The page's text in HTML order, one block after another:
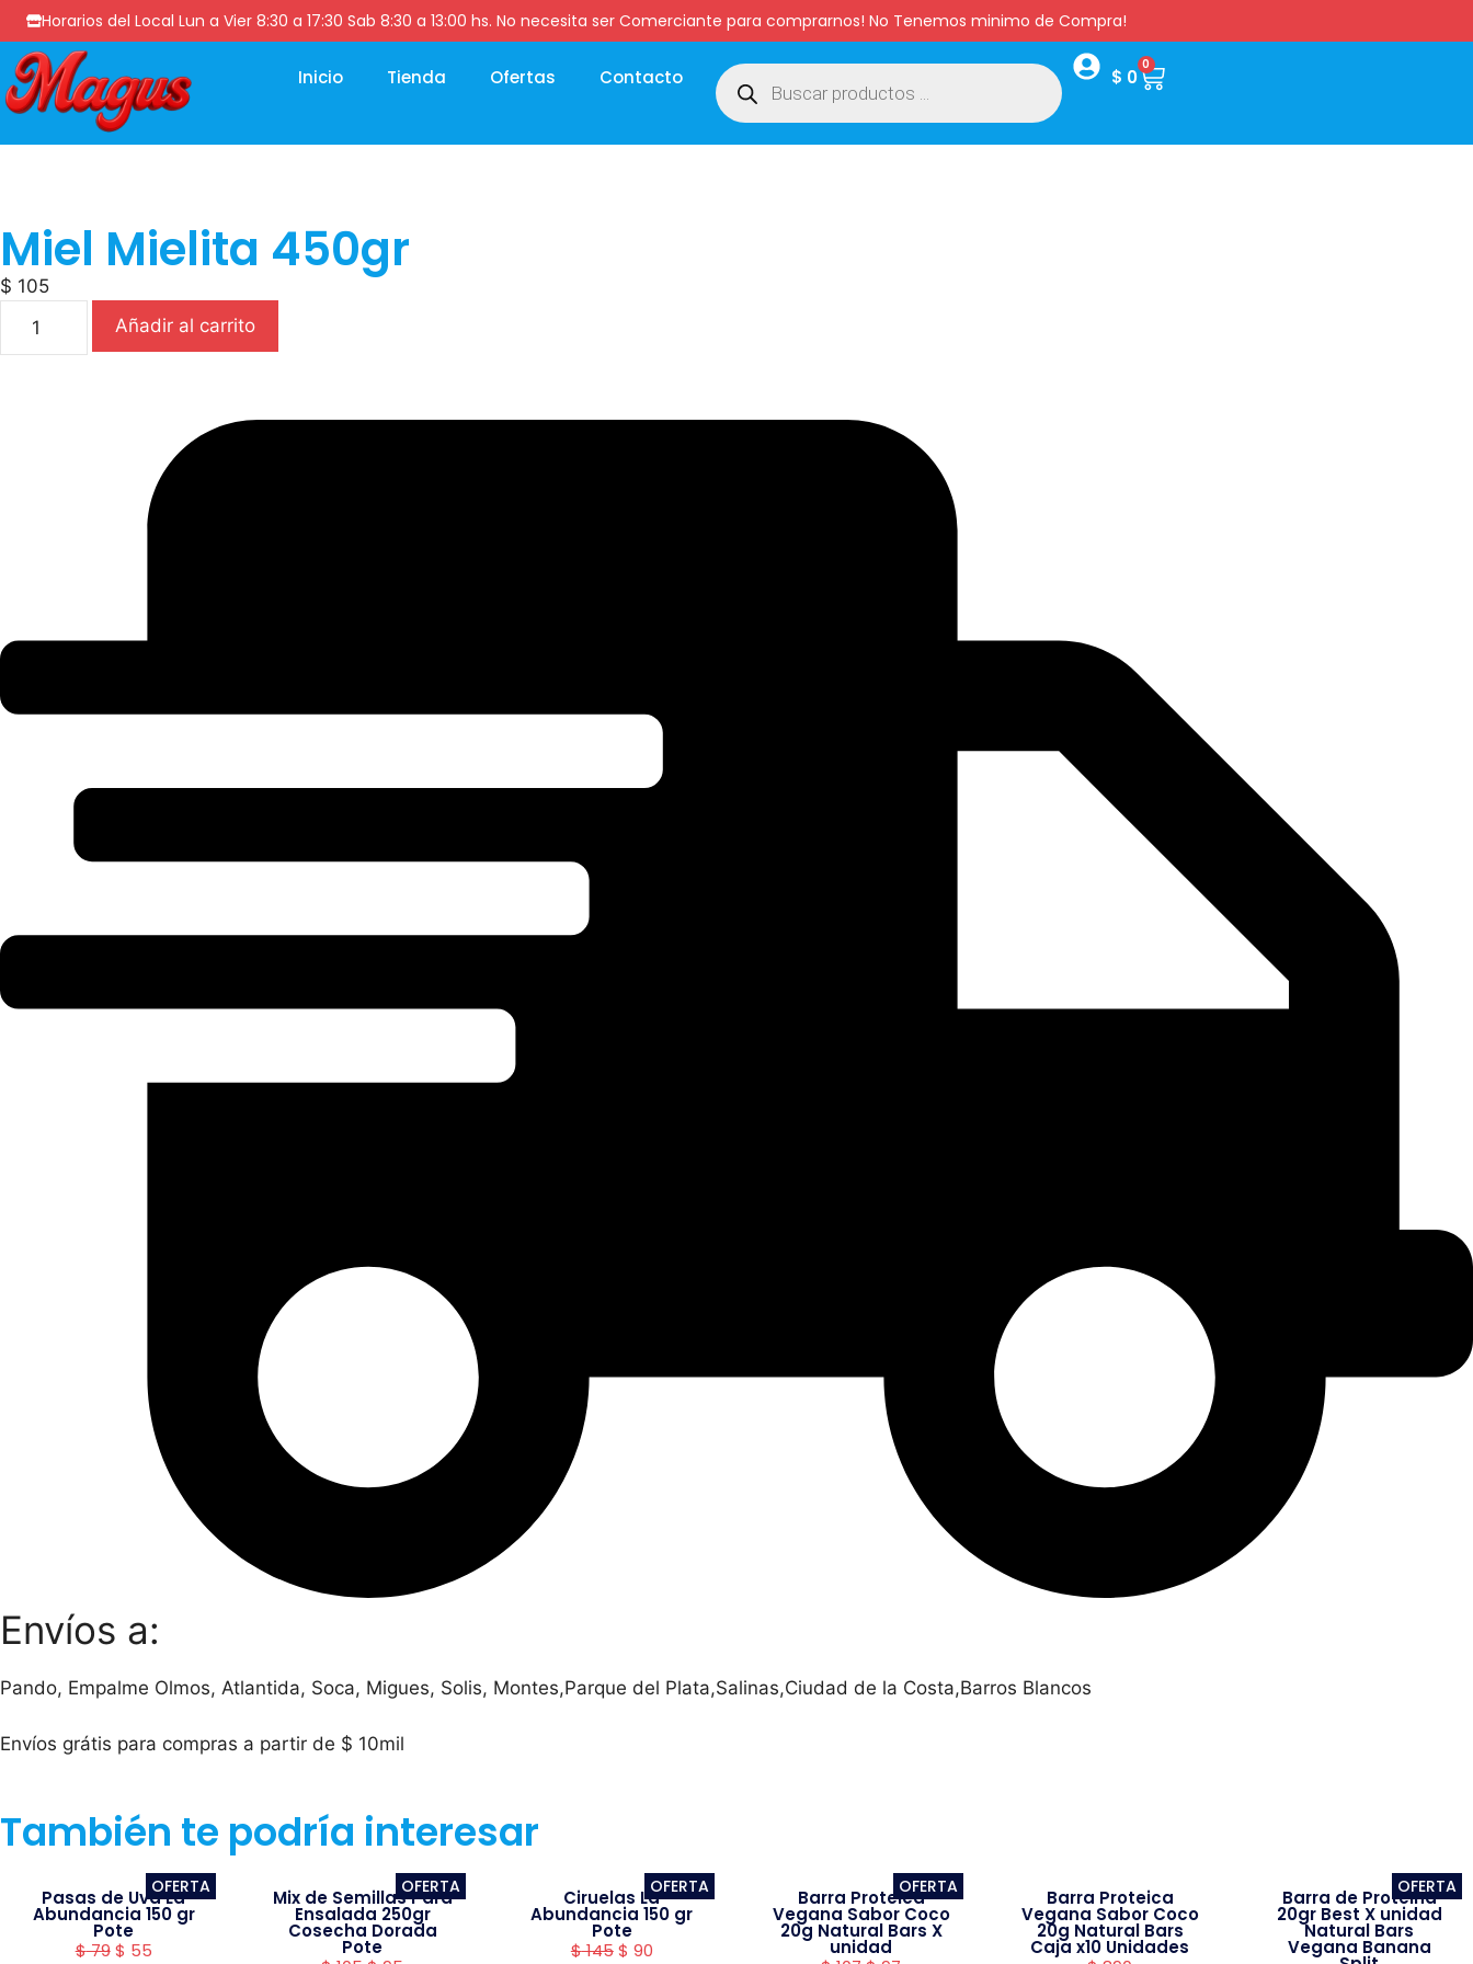
Horarios del Local Lun a Vier 8:30 a 17:30 Sab 8:30 a 13:00 hs. No necesita ser Comerciante para comprarnos! No Tenemos minimo de Compra!
Inicio Tienda Ofertas Contacto $ 0
0
Miel Mielita 450gr
$ 105
Añadir al carrito
Envíos a:
Pando, Empalme Olmos, Atlantida, Soca, Migues, Solis, Montes,Parque del Plata,Salinas,Ciudad de la Costa,Barros Blancos
Envíos grátis para compras a partir de $ 10mil
También te podría interesar
OFERTA
Pasas de Uva La
Abundancia 150 gr
Pote
$79 $ 55
OFERTA
Mix de Semillas Para
Ensalada 250gr
Cosecha Dorada
Pote
OFERTA
Ciruelas La
Abundancia 150 gr
Pote
$145$ 90
OFERTA
Barra Proteica
Vegana Sabor Coco
20g Natural Bars X
unidad
Barra Proteica
Vegana Sabor Coco
20g Natural Bars
Caja x10 Unidades
OFERTA
Barra de Proteina
20gr Best X unidad
Natural Bars
Vegana Banana